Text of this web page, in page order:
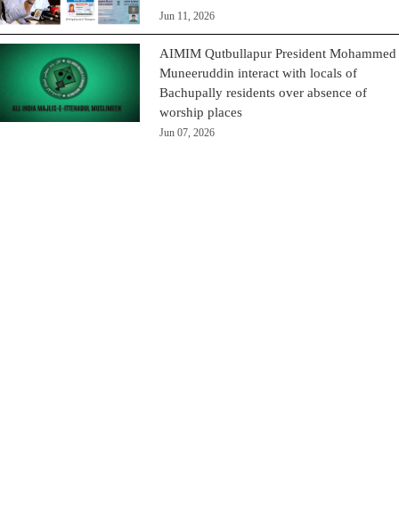
Jun 11, 2026
AIMIM Qutbullapur President Mohammed
Muneeruddin interact with locals of
Bachupally residents over absence of
worship places
Jun 07, 2026